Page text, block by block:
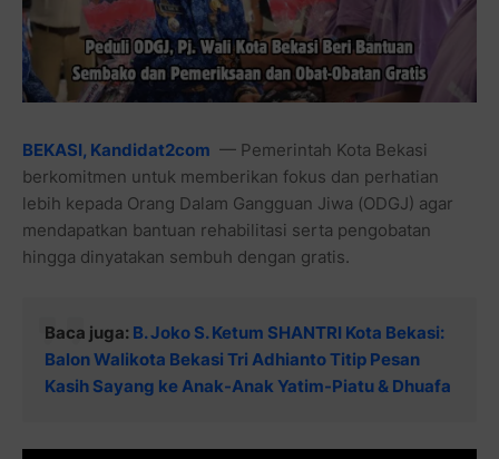
BEKASI, Kandidat2com — Pemerintah Kota Bekasi
berkomitmen untuk memberikan fokus dan perhatian
lebih kepada Orang Dalam Gangguan Jiwa (ODGJ) agar
mendapatkan bantuan rehabilitasi serta pengobatan
hingga dinyatakan sembuh dengan gratis.
Baca juga: B. Joko S. Ketum SHANTRI Kota Bekasi:
Balon Walikota Bekasi Tri Adhianto Titip Pesan
Kasih Sayang ke Anak-Anak Yatim-Piatu & Dhuafa